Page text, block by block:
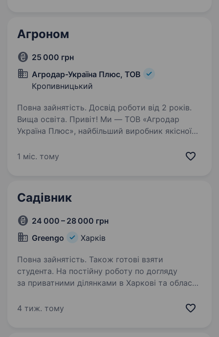
Агроном
25 000 грн
Агродар-Україна Плюс, ТОВ
Кропивницький
Повна зайнятість. Досвід роботи від 2 років.
Вища освіта. Привіт! Ми — ТОВ «Агродар
Україна Плюс», найбільший виробник якісної
що працює за принципом повного циклу: від
1 міс. тому
Садівник
24 000 – 28 000 грн
Greengo
Харків
Повна зайнятість. Також готові взяти
студента. На постійну роботу по догляду
за приватними ділянками в Харкові та області
работи: 5, можливо 6 днів на тиждень по 6−8
4 тиж. тому